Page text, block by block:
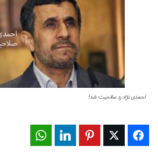
احمدی نژاد رد صلاحیت شد!
Facebook
Twitter
Pinterest
LinkedIn